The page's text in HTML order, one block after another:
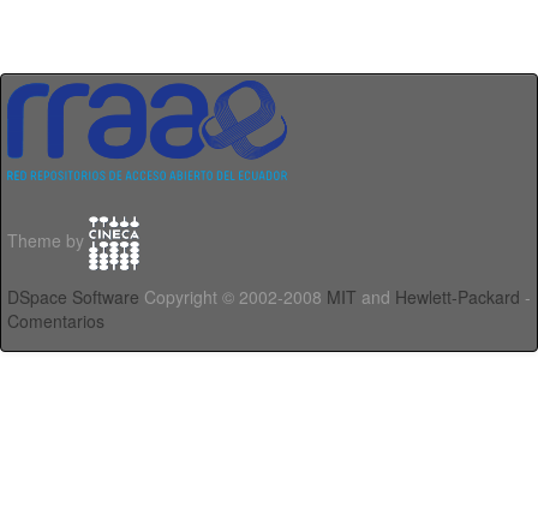
Theme by
DSpace Software Copyright © 2002-2008 MIT and Hewlett-Packard -
Comentarios